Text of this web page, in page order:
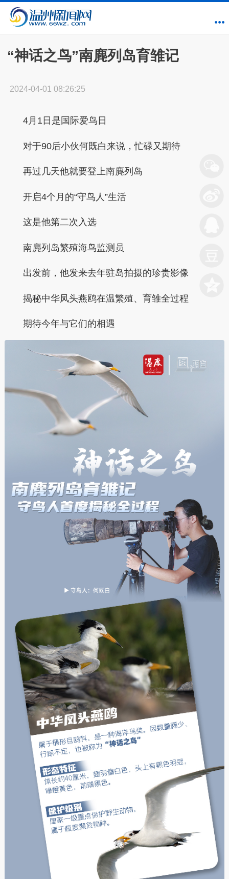
“神话之鸟”南麂列岛育雏记
2024-04-01 08:26:25
4月1日是国际爱鸟日
对于90后小伙何既白来说，忙碌又期待
再过几天他就要登上南麂列岛
开启4个月的“守鸟人”生活
这是他第二次入选
南麂列岛繁殖海鸟监测员
出发前，他发来去年驻岛拍摄的珍贵影像
揭秘中华凤头燕鸥在温繁殖、育雏全过程
期待今年与它们的相遇